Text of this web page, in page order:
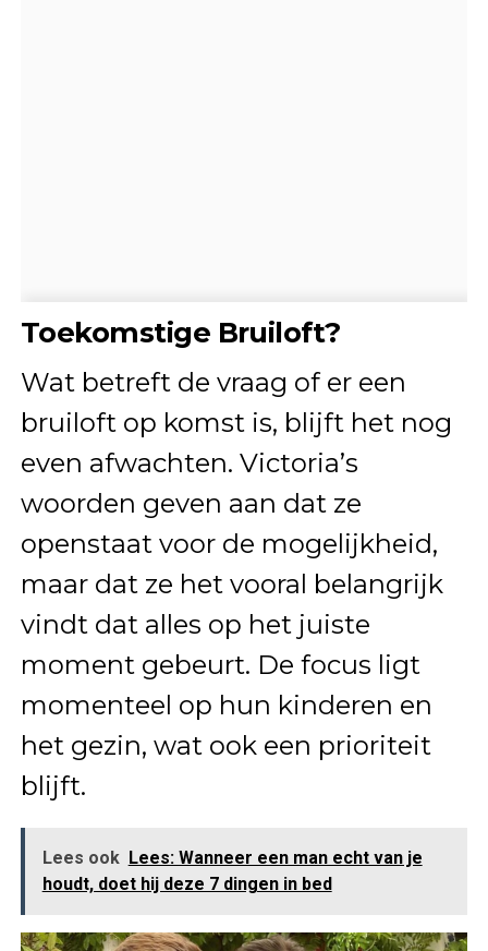
Toekomstige Bruiloft?
Wat betreft de vraag of er een
bruiloft op komst is, blijft het nog
even afwachten. Victoria’s
woorden geven aan dat ze
openstaat voor de mogelijkheid,
maar dat ze het vooral belangrijk
vindt dat alles op het juiste
moment gebeurt. De focus ligt
momenteel op hun kinderen en
het gezin, wat ook een prioriteit
blijft.
Lees ook Lees: Wanneer een man echt van je
houdt, doet hij deze 7 dingen in bed